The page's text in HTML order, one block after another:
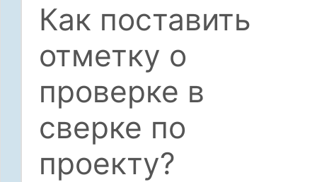
Как поставить
отметку о
проверке в
сверке по
проекту?